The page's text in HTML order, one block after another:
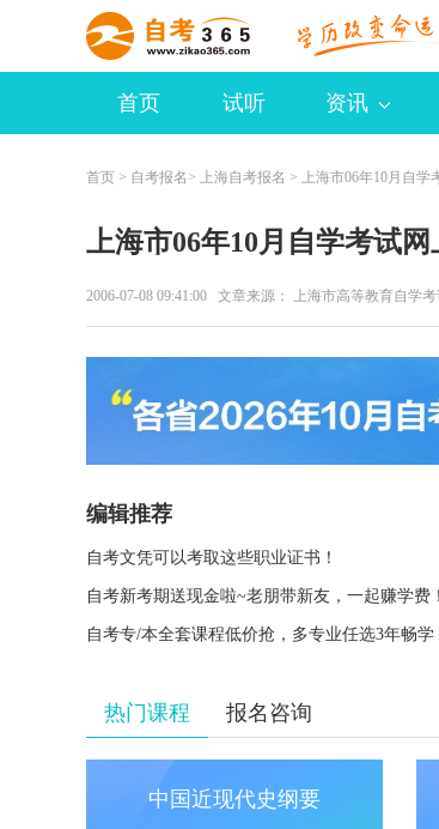
首页 试听 资讯
首页 > 自考报名 > 上海自考报名 > 上海市06年10月自学
上海市06年10月自学考试
2006-07-08 09:41:00 文章来源： 上海市高等教育自学
编辑推荐
自考文凭可以考取这些职业证书！
自考新考期送现金啦~老朋带新友，一起赚学费！
自考专/本全套课程低价抢，多专业任选3年畅学
热门课程 报名咨询
中国近现代史纲要